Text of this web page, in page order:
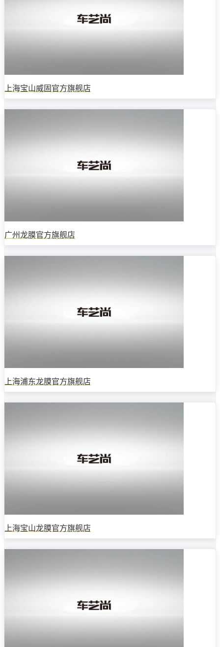
上海宝山威固官方旗舰店
广州龙膜官方旗舰店
上海浦东龙膜官方旗舰店
上海宝山龙膜官方旗舰店